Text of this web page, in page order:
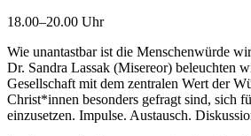
18.00–20.00 Uhr
Wie unantastbar ist die Menschenwürde
Dr. Sandra Lassak (Misereor) beleuchten
Gesellschaft mit dem zentralen Wert der
Christ*innen besonders gefragt sind, sich
einzusetzen. Impulse. Austausch.